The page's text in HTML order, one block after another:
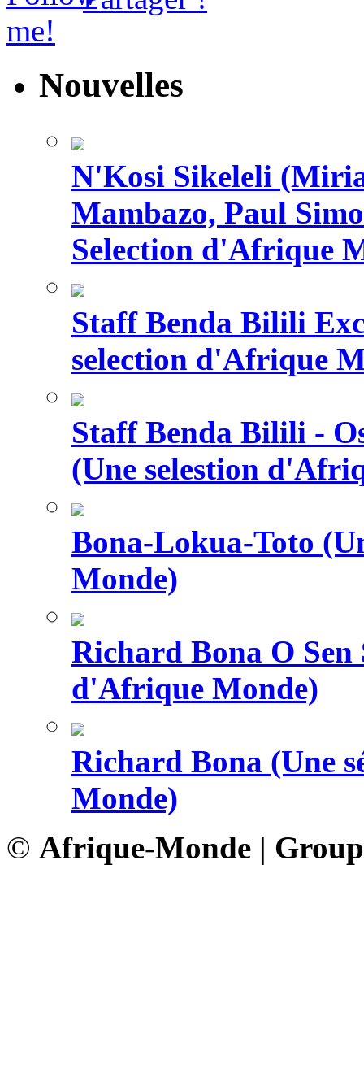
Nouvelles
N'Kosi Sikeleli
Mambazo, Paul
Selection d'Afrique
Staff Benda Bilili
selection d'Afrique
Staff Benda Bilili -
(Une selestion
Bona-Lokua-Toto
Monde)
Richard Bona O Sen
d'Afrique Monde)
Richard Bona (Une
Monde)
© Afrique-Monde |